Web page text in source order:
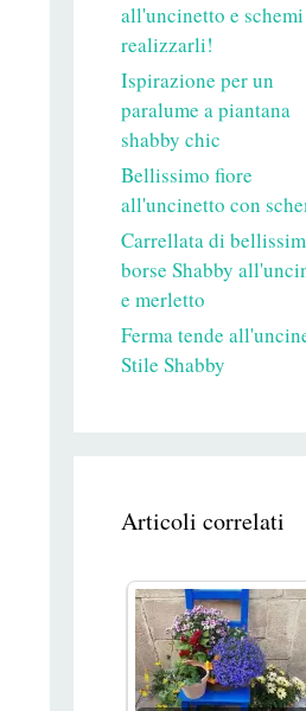
all'uncinetto e
realizzarli!
Ispirazione per un
paralume a piantana
shabby chic
Bellissimo fiore
all'uncinetto con
Carrellata di
borse Shabby
e merletto
Ferma tende
Stile Shabby
Articoli correlati